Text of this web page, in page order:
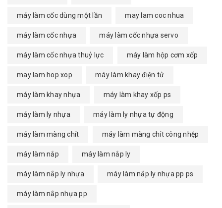
máy làm cốc dùng một lần may lam coc nhua
máy làm cốc nhựa máy làm cốc nhựa servo
máy làm cốc nhựa thuỷ lực máy làm hộp cơm xốp
may lam hop xop máy làm khay điện tử
máy làm khay nhựa máy làm khay xốp ps
máy làm ly nhựa máy làm ly nhựa tự động
máy làm màng chít máy làm màng chít công nhệp
máy làm nắp máy làm nắp ly
máy làm nắp ly nhựa máy làm nắp ly nhựa pp ps
máy làm nắp nhựa pp